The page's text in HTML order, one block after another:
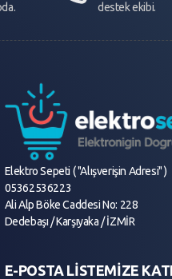
destek ekibi.
Elektro Sepeti ( "Alışverişin Adresi" )
05362536223
Ali Alp Böke Caddesi No: 228
Dedebaşı / Karşıyaka / İZMİR
E-POSTA LİSTEMİZE